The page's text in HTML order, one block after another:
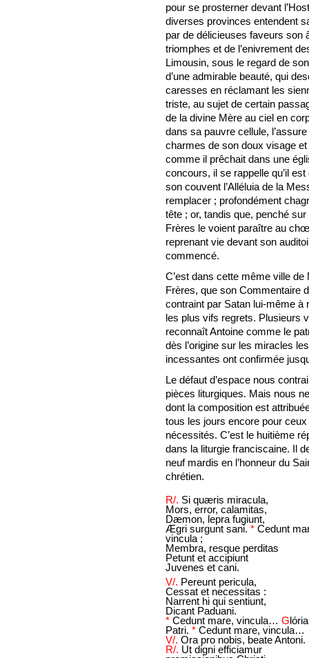
pour se prosterner devant
diverses provinces entendent
par de délicieuses faveurs son
triomphes et de l’enivrement
Limousin, sous le regard de
d’une admirable beauté, qui
caresses en réclamant les
triste, au sujet de certain
de la divine Mère au ciel en
dans sa pauvre cellule,
charmes de son doux visage
comme il prêchait dans une
concours, il se rappelle qu’il
son couvent l’Alléluia de la
remplacer ; profondément
tête ; or, tandis que, penché
Frères le voient paraître au
reprenant vie devant son
commencé.
C’est dans cette même ville
Frères, que son Commentaire
contraint par Satan lui-même à
les plus vifs regrets. Plusieurs
reconnaît Antoine comme le
dès l’origine sur les miracles
incessantes ont confirmée
Le défaut d’espace nous
pièces liturgiques. Mais nous
dont la composition est
tous les jours encore pour
nécessités. C’est le huitième
dans la liturgie franciscaine. Il
neuf mardis en l’honneur du
chrétien.
R/. Si quæris miracula,
Mors, error, calamitas,
Dæmon, lepra fugiunt,
Ægri surgunt sani. * Cedunt
vincula ;
Membra, resque perditas
Petunt et accipiunt
Juvenes et cani.
V/. Pereunt pericula,
Cessat et necessitas :
Narrent hi qui sentiunt,
Dicant Paduani.
* Cedunt mare, vincula… Glória
Patri. * Cedunt mare, vincula…
V/. Ora pro nobis, beate Antoni.
R/. Ut digni efficiamur